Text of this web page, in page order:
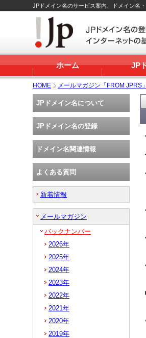
JPドメイン名のサービス案内、ドメイン名
ホーム JP
HOME メールマガジン「FROM JPRS」
JPドメイン名について
JPドメイン名の登録
ドメイン名関連情報
よくある質問
新着情報
メールマガジン
バックナンバー
2026年
2025年
2024年
2023年
2022年
2021年
2020年
2019年